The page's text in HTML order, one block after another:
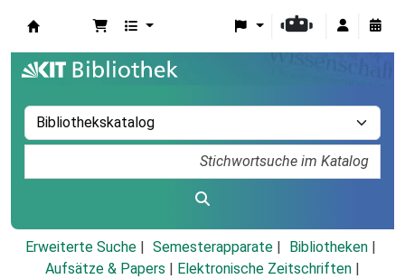
Erweiterte Suche Semesterapparate
Bibliotheken
Aufsätze & Papers
Elektronische Zeitschriften